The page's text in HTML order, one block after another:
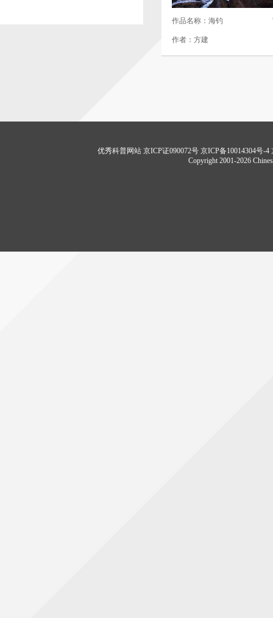
作品名称：海钓
作者：方建
优秀科普网站 京ICP证090072号 京ICP备10014304号-4
Copyright 2001-2026